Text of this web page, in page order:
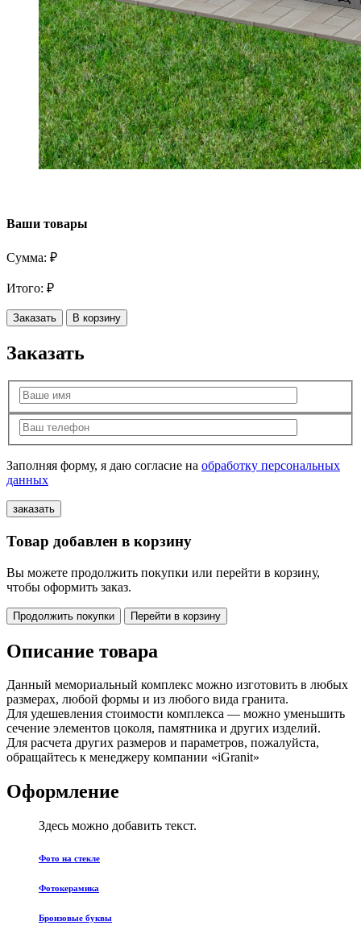
Ваши товары
Сумма: ₽
Итого: ₽
Заказать В корзину
Заказать
Заполняя форму, я даю согласие на обработку персональных
данных
Товар добавлен в корзину
Вы можете продолжить покупки или перейти в корзину,
чтобы оформить заказ.
Продолжить покупки Перейти в корзину
Описание товара
Данный мемориальный комплекс можно изготовить в любых
размерах, любой формы и из любого вида гранита.
Для удешевления стоимости комплекса — можно уменьшить
сечение элементов цоколя, памятника и других изделий.
Для расчета других размеров и параметров, пожалуйста,
обращайтесь к менеджеру компании «iGranit»
Оформление
Здесь можно добавить текст.
Фото на стекле
Фотокерамика
Бронзовые буквы